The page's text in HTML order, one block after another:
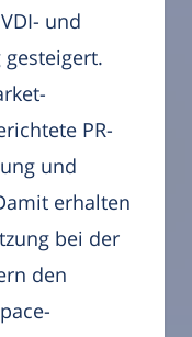
und
gesteigert.
PR-
und
erhalten
bei der
den